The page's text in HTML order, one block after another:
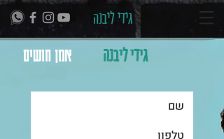
גידי ליבנה
אמן חושים גידי ליבנה